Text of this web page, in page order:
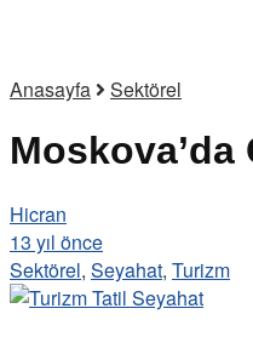
Anasayfa Sektörel
Moskova’da
Hicran
13 yıl önce
Sektörel, Seyahat, Turizm